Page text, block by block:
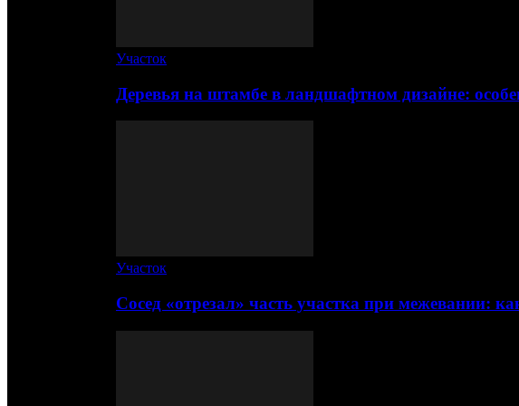
Участок
Деревья на штамбе в ландшафтном дизайне:
Участок
Сосед «отрезал» часть участка при межевании: